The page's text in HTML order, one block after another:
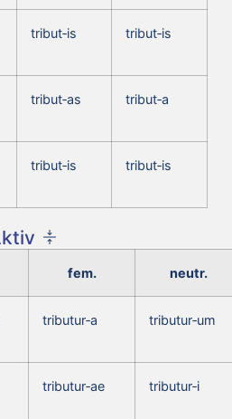
tribut‑is tribut‑is
tribut‑as tribut‑a
tribut‑is tribut‑is
fem. neutr.
tributur‑a tributur‑um
tributur‑ae tributur‑i